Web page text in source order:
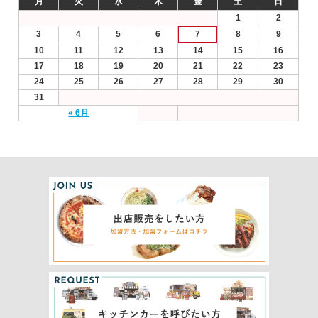
« 6月
1
2
3
4 5 6 7 8
9
10
11 12 13 14 15
16
17
18 19 20 21 22
23
24
25 26 27 28 29
30
31